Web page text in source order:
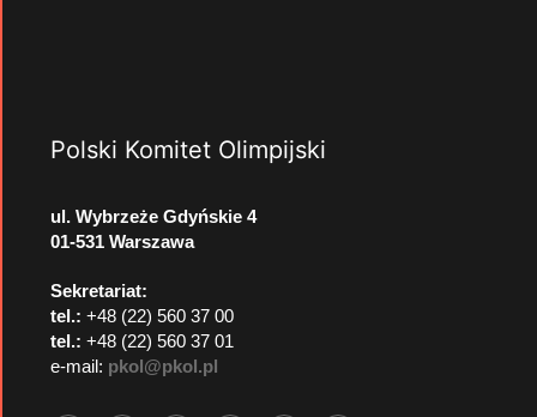
Polski Komitet Olimpijski
ul. Wybrzeże Gdyńskie 4
01-531 Warszawa
Sekretariat:
tel.: +48 (22) 560 37 00
tel.: +48 (22) 560 37 01
e-mail: pkol@pkol.pl